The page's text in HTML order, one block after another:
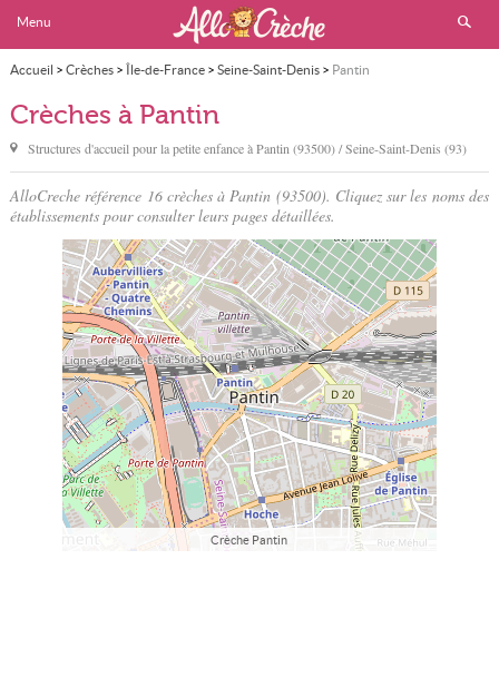
Menu
Accueil > Crèches> Île-de-France> Seine-Saint-Denis> Pantin
Crèches à Pantin
Structures d'accueil pour la petite enfance àPantin (93500) / Seine-Saint-Denis (93)
AlloCreche référence 16 crèches à Pantin (93500). Cliquez sur les noms des
établissements pour consulter leurs pages détaillées.
Crèche Pantin